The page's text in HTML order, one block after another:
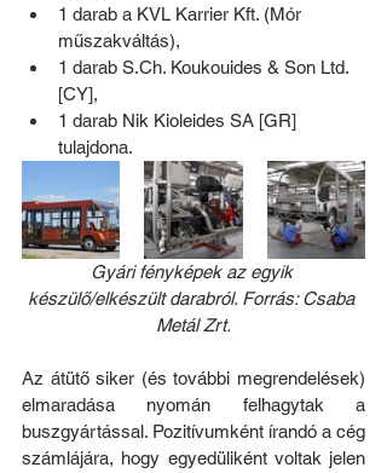
1 darab a KVL Karrier Kft. (Mór
műszakváltás),
1 darab S.Ch. Koukouides & Son Ltd.
[CY],
1 darab Nik Kioleides SA [GR]
tulajdona.
Gyári fényképek az egyik
készülő/elkészült darabról. Forrás: Csaba
Metál Zrt.
Az átütő siker (és további megrendelések)
elmaradása nyomán felhagytak a
buszgyártással. Pozitívumként írandó a cég
számlájára, hogy egyedüliként voltak jelen